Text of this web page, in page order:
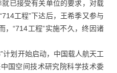
就已接受有关单位的要求，对载
工程”下达后，王希季又参与
，“714工程”实施不久，终因诸
计划开始启动，中国载人航天工
国空间技术研究院科学技术委